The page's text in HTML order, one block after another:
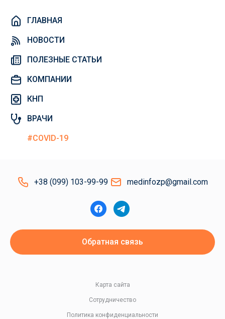
ГЛАВНАЯ
НОВОСТИ
ПОЛЕЗНЫЕ СТАТЬИ
КОМПАНИИ
КНП
ВРАЧИ
#COVID-19
+38 (099) 103-99-99 medinfozp@gmail.com
Обратная связь
Политика конфиденциальности
Сотрудничество
Карта сайта